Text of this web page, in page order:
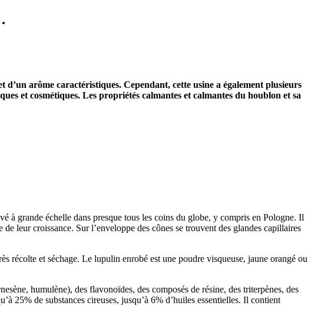
d’un arôme caractéristiques. Cependant, cette usine a également plusieurs
et cosmétiques. Les propriétés calmantes et calmantes du houblon et sa
à grande échelle dans presque tous les coins du globe, y compris en Pologne. Il
leur croissance. Sur l’enveloppe des cônes se trouvent des glandes capillaires
récolte et séchage. Le lupulin enrobé est une poudre visqueuse, jaune orangé ou
humulène), des flavonoïdes, des composés de résine, des triterpènes, des
25% de substances cireuses, jusqu’à 6% d’huiles essentielles. Il contient